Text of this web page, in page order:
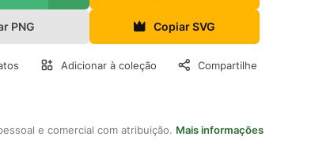
PNG Copiar SVG
Adicionar à coleção Compartilhe
e comercial com atribuição. Mais informações